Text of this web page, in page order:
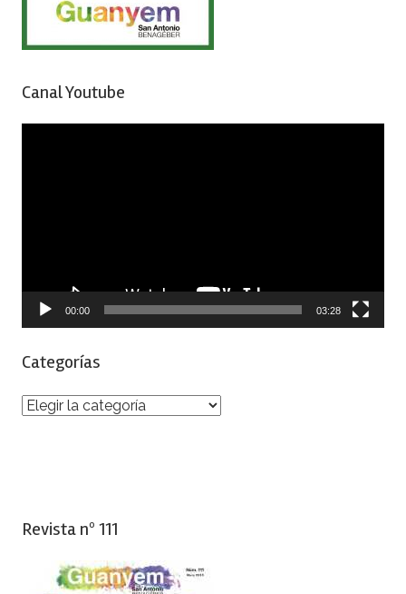
Canal Youtube
00:00 03:28
Categorías
Categorías
Revista nº 111